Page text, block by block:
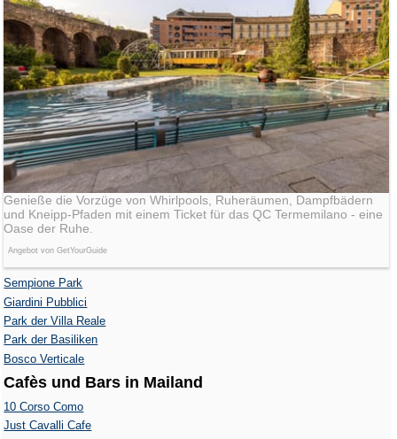
Genieße die Vorzüge von Whirlpools, Ruheräumen, Dampfbädern
und Kneipp-Pfaden mit einem Ticket für das QC Termemilano - eine
Oase der Ruhe.
Angebot von GetYourGuide
Sempione Park
Giardini Pubblici
Park der Villa Reale
Park der Basiliken
Bosco Verticale
Cafès und Bars in Mailand
10 Corso Como
Just Cavalli Cafe